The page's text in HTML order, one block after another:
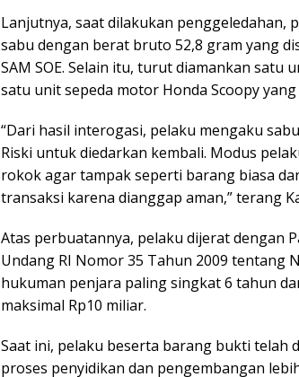
Lanjutnya, saat dilakukan penggeledahan,
sabu dengan berat bruto 52,8 gram yang
SAM SOE. Selain itu, turut diamankan satu
satu unit sepeda motor Honda Scoopy
“Dari hasil interogasi, pelaku mengaku
Riski untuk diedarkan kembali. Modus
rokok agar tampak seperti barang biasa
transaksi karena dianggap aman,” terang
Atas perbuatannya, pelaku dijerat dengan
Undang RI Nomor 35 Tahun 2009 tentang
hukuman penjara paling singkat 6 tahun
maksimal Rp10 miliar.
Saat ini, pelaku beserta barang bukti telah
proses penyidikan dan pengembangan